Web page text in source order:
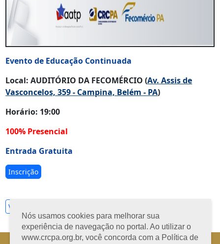
Evento de Educação Continuada
Local: AUDITÓRIO DA FECOMÉRCIO (Av. Assis de
Vasconcelos, 359 - Campina, Belém - PA)
Horário: 19:00
100% Presencial
Entrada Gratuita
Inscrição
Ver todos
Nós usamos cookies para melhorar sua
experiência de navegação no portal. Ao utilizar o
www.crcpa.org.br, você concorda com a Política de